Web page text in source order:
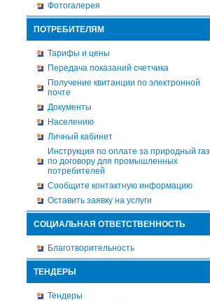
Фотогалерея
ПОТРЕБИТЕЛЯМ
Тарифы и цены
Передача показаний счетчика
Получение квитанции по электронной
почте
Документы
Населению
Личный кабинет
Инструкция по оплате за природный газ
по договору для промышленных
потребителей
Сообщите контактную информацию
Оставить заявку на услуги
СОЦИАЛЬНАЯ ОТВЕТСТВЕННОСТЬ
Благотворительность
ТЕНДЕРЫ
Тендеры